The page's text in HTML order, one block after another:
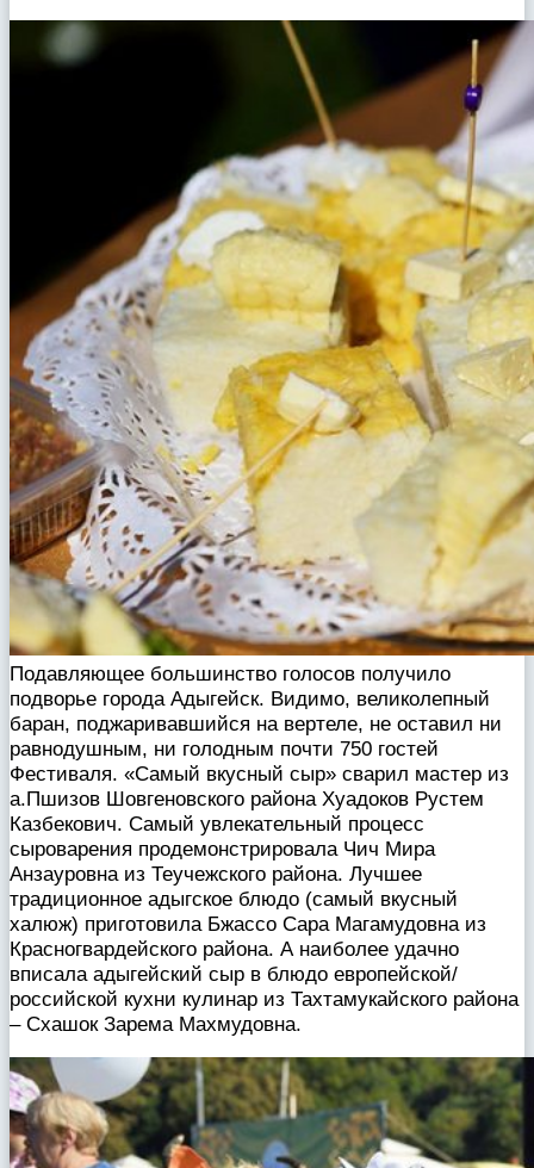
Подавляющее большинство голосов получило
подворье города Адыгейск. Видимо, великолепный
баран, поджаривавшийся на вертеле, не оставил ни
равнодушным, ни голодным почти 750 гостей
Фестиваля. «Самый вкусный сыр» сварил мастер из
а.Пшизов Шовгеновского района Хуадоков Рустем
Казбекович. Самый увлекательный процесс
сыроварения продемонстрировала Чич Мира
Анзауровна из Теучежского района. Лучшее
традиционное адыгское блюдо (самый вкусный
халюж) приготовила Бжассо Сара Магамудовна из
Красногвардейского района. А наиболее удачно
вписала адыгейский сыр в блюдо европейской/
российской кухни кулинар из Тахтамукайского района
– Схашок Зарема Махмудовна.